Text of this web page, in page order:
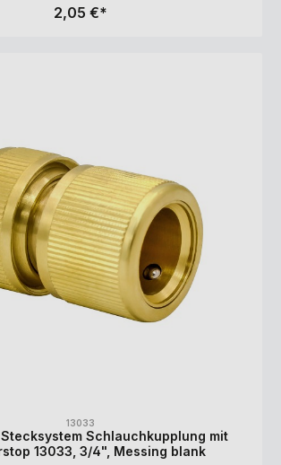
Ausführung: 1/2" (12 mm)
2,05 €*
13033
Stecksystem Schlauchkupplung mit
13033, 3/4", Messing blank